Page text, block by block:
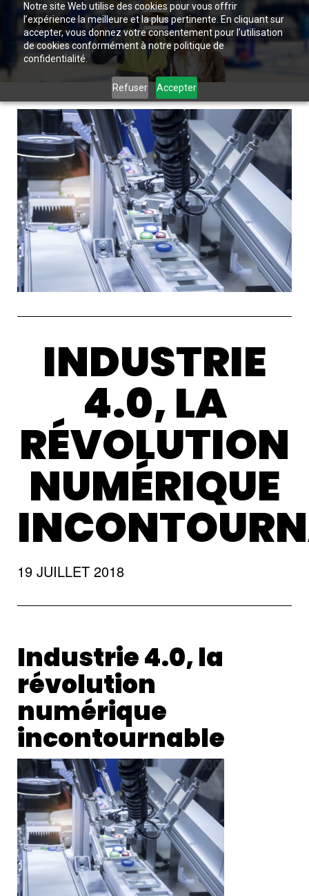
Notre site Web utilise des cookies pour vous offrir
l’expérience la meilleure et la plus pertinente. En cliquant sur
accepter, vous donnez votre consentement pour l’utilisation
de cookies conformément à notre politique de
confidentialité.
Refuser Accepter
INDUSTRIE
4.0, LA
RÉVOLUTION
NUMÉRIQUE
19 JUILLET 2018
Industrie 4.0, la
révolution
numérique
incontournable